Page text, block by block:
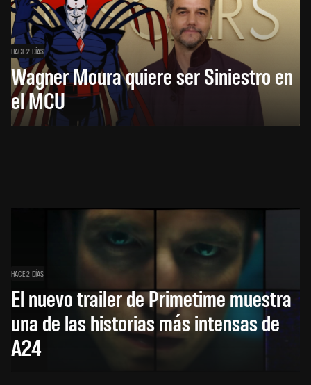
HACE 2 DÍAS
Wagner Moura quiere ser Siniestro en
el MCU
HACE 2 DÍAS
El nuevo trailer de Primetime muestra
una de las historias más intensas de
A24